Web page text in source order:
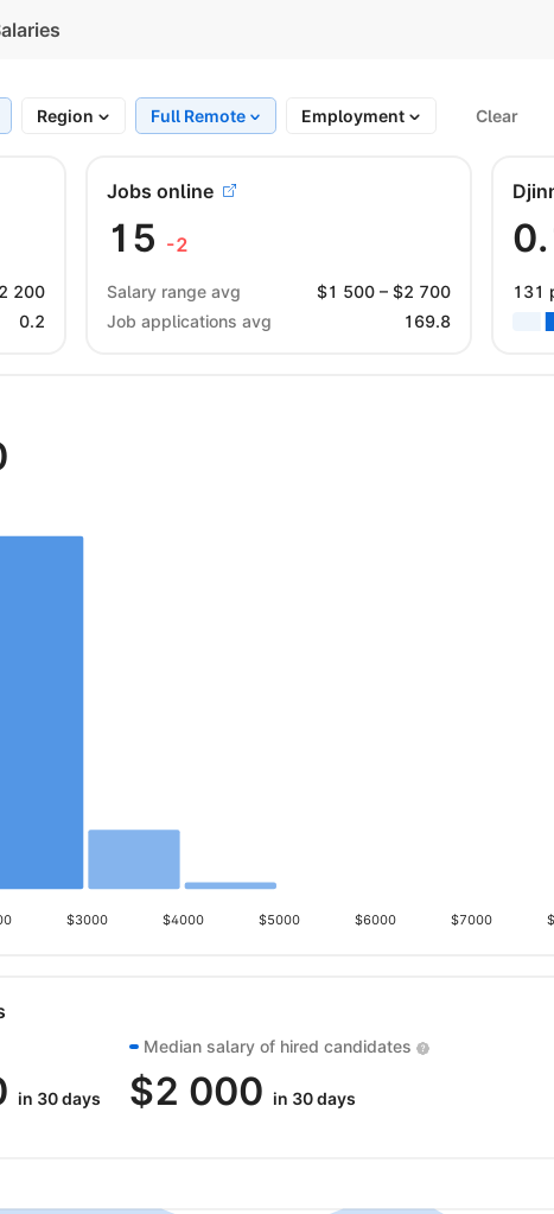
Region Full Remote Employment Clear
2 200
0.2
Jobs online
15 -2
Salary range avg $1 500– $2 700
Job applications avg
169.8
131
$3000 $4000 $5000 $6000 $7000
in 30 days
Median salary of hired candidates
$2 000 in 30 days